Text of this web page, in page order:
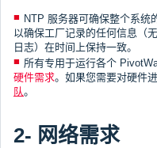
NTP 服务器可确保整个系统
以确保工厂记录的任何信息（
日志）在时间上保持一致。
所有专用于运行各个
硬件需求。如果您需要对硬件
队。
2- 网络需求